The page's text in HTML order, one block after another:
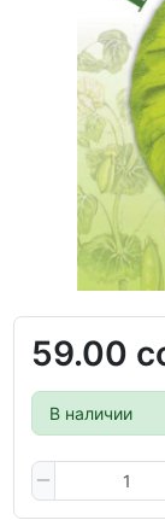
59.00
В наличии